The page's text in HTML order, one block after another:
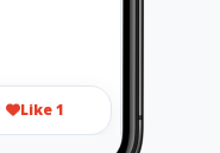
Like 1